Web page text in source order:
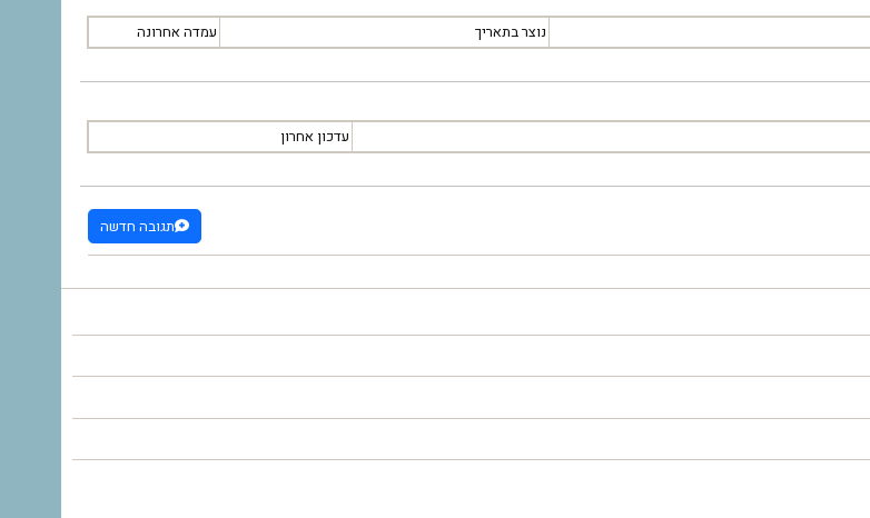
נוצר בתאריך עמדה אחרונה
עדכון אחרון
תגובה חדשה